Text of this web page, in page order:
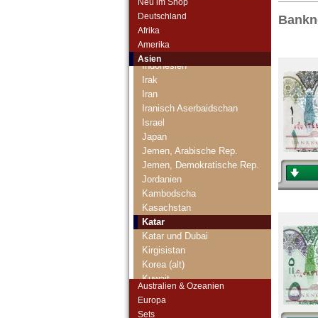
Deutschland
Afrika
Amerika
Asien
Franz. Indochina
Indien
Indonesien
Irak
Iran
Iranisch Aserbaidschan
Israel
Japan
Jemen, Arabische Rep.
Jemen, Demokratische Rep.
Jordanien
Kambodscha
Kasachstan
Katar
Katar und Dubai
Kirgisistan
Korea (alt)
Kuwait
Libanon
Australien & Ozeanien
Europa
Sets